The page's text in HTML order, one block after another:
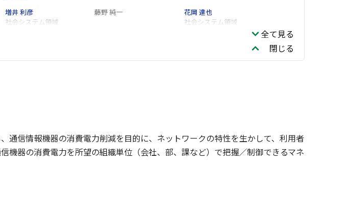
増井 利彦
社会システム領域
藤野 純一
花岡 達也
社会システム領域
全て見る
閉じる
通信情報機器の消費電力削減を目的に、ネットワークの特性を生かして、利用者
機器の消費電力を所望の組織単位（会社、部、課など）で把握／制御できるマネ